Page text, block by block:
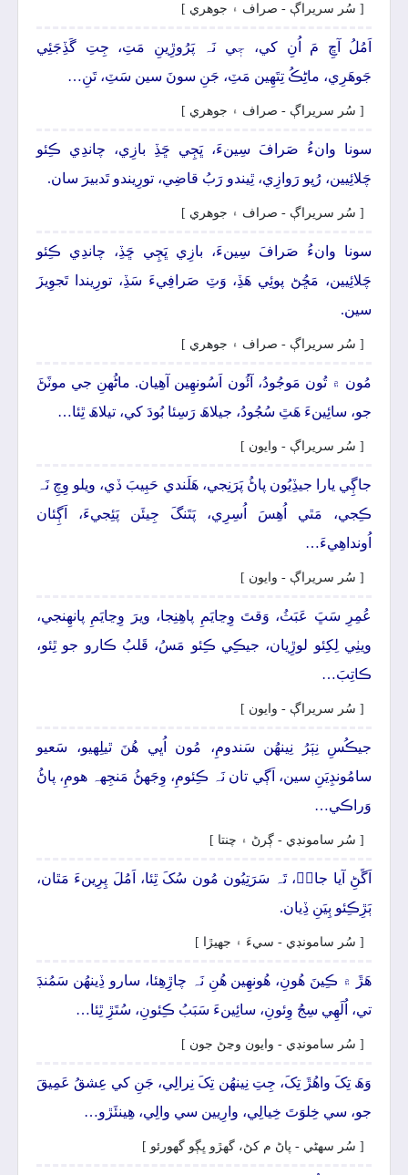
[ سُر سريراڳ - صراف ۽ جوھري ]
اَمُلُ آڇِ مَ اُنِ کي، جٖي نَہ پَرُوڙِينِ مَتِ، جِتِ گَڏِجَئِي
جَوھَرِي، ماڻِڪُ تِتَھِين مَٽِ، جَنِ سونَ سين سَٽِ، تَنِ…
[ سُر سريراڳ - صراف ۽ جوھري ]
سونا وانءُ صَرافَ سِينءَ، ڀَڄِي ڇَڏِ بازِي، چاندِي ڪِئو
چَلائِيين، رُپو رَوازِي، ٿِيندو رَبُ قاضِي، تورِيندو تَدبيرَ سان.
[ سُر سريراڳ - صراف ۽ جوھري ]
سونا وانءُ صَرافَ سِينءَ، بازِي ڀَڄِي ڇَڏِ، چاندِي ڪِئو
چَلائِيين، مَڇُڻ پوئِي ھَڏِ، وَٽِ صَرافِيءَ سَڏِ، تورِيندا تَجوِيزَ
سين.
[ سُر سريراڳ - صراف ۽ جوھري ]
مُون ۾ تُون مَوجُودُ، آئُون اَسُونھِين آھِيان. ماڻُهنِ جي موٽَڻَ
جو، سائِينءَ ھَٿِ سُجُودُ، جيلاھَ رَسِئا بُودَ کي، تيلاھَ ٿِئا…
[ سُر سريراڳ - وايون ]
جاڳِي يارا جيڏِيُون پاڻُ پَرَنِجي، ھَلَندي حَبِيبَ ڏي، ويلو وِچِ نَہ
ڪِجي، مَٿي اُھِسَ اُسِرِي، پَتَنگَ جِيئَن پَئِجيءَ، اَڳِئان
اُونداھِيءَ…
[ سُر سريراڳ - وايون ]
عُمِرِ سَڀَ عَبَثُ، وَقتَ وِڃايَمِ پاھِنِجا، ويرَ وِڃايَمِ پانھِنجي،
ويٺِي لِکِئو لوڙِيان، جيڪِي ڪِئو مَسُ، قَلبُ ڪارو جو ٿِئو،
ڪاتِبَ…
[ سُر سريراڳ - وايون ]
جيڪُسِ نِٻَرُ نِينھُن سَندومِ، مُون اُڀي ھُنَ ٿيلِهيو، سَعيو
سامُونڊِيَنِ سين، اَڳي تان نَہ ڪِئومِ، وِجَهڻُ مَنجِهہ ھومِ، پاڻُ
وَراڪي…
[ سُر سامونڊي - ڳرڻ ۽ چنتا ]
اَڱَڻِ آيا جانۡ، تَہ سَرَتِيُون مُون سُکَ ٿِئا، اَمُلَ پِرِينءَ مَٿان،
ٻَڙِڪِئو ٻِيَنِ ڏِيان.
[ سُر سامونڊي - سيءَ ۽ جهيڙا ]
ھَڙَ ۾ ڪِينَ ھُونِ، ھُونھِين ھُنِ نَہ چاڙِھِئا، سارو ڏِينھُن سَمُنڊَ
تي، اُلَھِي سِجُ وِئونِ، سائِينءَ سَبَبُ ڪِئونِ، سُتَڙِ ٿِئا…
[ سُر سامونڊي - وايون وڃڻ جون ]
وَھَ تِکَ واھُڙَ تِکَ، جِتِ نِينھُن تِکَ نِرالِي، جَنِ کي عِشقُ عَمِيقَ
جو، سي خِلوَتَ خِيالِي، وارِيين سي والِي، ھِينئَڙو…
[ سُر سھڻي - پاڻ م کڻ، گهڙو ڀڳو گهورئو ]